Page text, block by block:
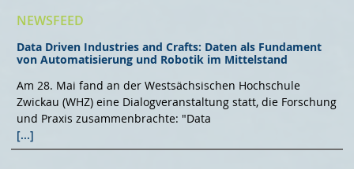
NEWSFEED
Data Driven Industries and Crafts: Daten als Fundament
von Automatisierung und Robotik im Mittelstand
Am 28. Mai fand an der Westsächsischen Hochschule
Zwickau (WHZ) eine Dialogveranstaltung statt, die Forschung
und Praxis zusammenbrachte: "Data
[...]